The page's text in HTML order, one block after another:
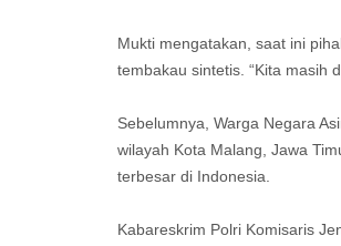
Mukti mengatakan, saat ini
tembakau sintetis. “Kita masih
Sebelumnya, Warga Negara
wilayah Kota Malang, Jawa
terbesar di Indonesia.
Kabareskrim Polri Komisaris